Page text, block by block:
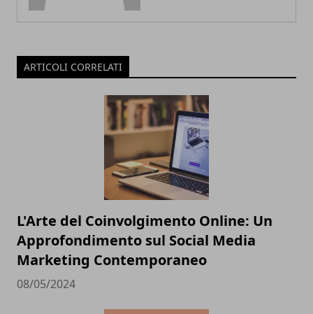
ARTICOLI CORRELATI
L'Arte del Coinvolgimento Online: Un
Approfondimento sul Social Media
Marketing Contemporaneo
08/05/2024